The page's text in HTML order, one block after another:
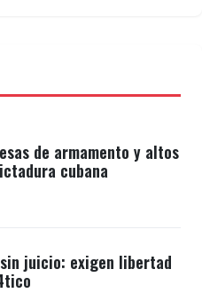
de armamento y altos
cubana
juicio: exigen libertad